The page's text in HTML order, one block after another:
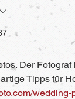
Der
Tipps für